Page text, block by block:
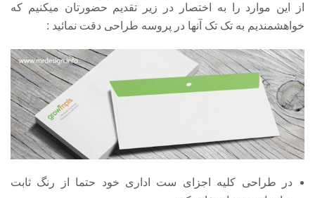
از این موارد را به اختصار در زیر تقدیم حضورتان میکنیم که
خواهشمندیم به تک تک آنها در پروسه طراحی دقت نمائید :
در طراحی کلیه اجزای ست اداری خود حتما از رنگ ثابت